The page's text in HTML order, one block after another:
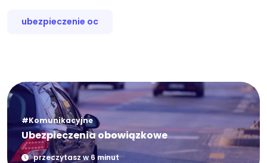
ubezpieczenie oc
#Komunikacyjne
Ubezpieczenia obowiązkowe
przeczytasz w 6 minut